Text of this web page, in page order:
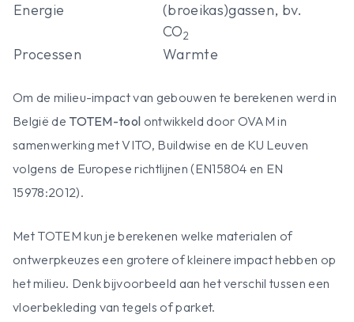
Energie
(broeikas)gassen, bv.
CO2
Processen Warmte
Om de milieu-impact van gebouwen te berekenen werd in
België de TOTEM-tool ontwikkeld door OVAM in
samenwerking met VITO, Buildwise en de KU Leuven
volgens de Europese richtlijnen (EN15804 en EN
15978:2012).
Met TOTEM kun je berekenen welke materialen of
ontwerpkeuzes een grotere of kleinere impact hebben op
het milieu. Denk bijvoorbeeld aan het verschil tussen een
vloerbekleding van tegels of parket.